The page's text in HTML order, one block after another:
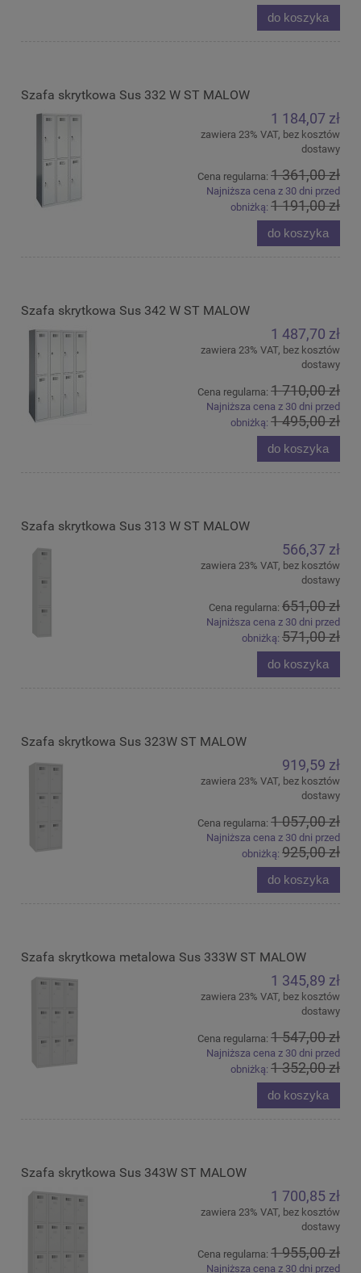
do koszyka
Szafa skrytkowa Sus 332 W ST MALOW
1 184,07 zł
zawiera 23% VAT, bez kosztów
dostawy
Cena regularna: 1 361,00 zł
Najniższa cena z 30 dni przed
obniżką: 1 191,00 zł
do koszyka
Szafa skrytkowa Sus 342 W ST MALOW
1 487,70 zł
zawiera 23% VAT, bez kosztów
dostawy
Cena regularna: 1 710,00 zł
Najniższa cena z 30 dni przed
obniżką: 1 495,00 zł
do koszyka
Szafa skrytkowa Sus 313 W ST MALOW
566,37 zł
zawiera 23% VAT, bez kosztów
dostawy
Cena regularna: 651,00 zł
Najniższa cena z 30 dni przed
obniżką: 571,00 zł
do koszyka
Szafa skrytkowa Sus 323W ST MALOW
919,59 zł
zawiera 23% VAT, bez kosztów
dostawy
Cena regularna: 1 057,00 zł
Najniższa cena z 30 dni przed
obniżką: 925,00 zł
do koszyka
Szafa skrytkowa metalowa Sus 333W ST MALOW
1 345,89 zł
zawiera 23% VAT, bez kosztów
dostawy
Cena regularna: 1 547,00 zł
Najniższa cena z 30 dni przed
obniżką: 1 352,00 zł
do koszyka
Szafa skrytkowa Sus 343W ST MALOW
1 700,85 zł
zawiera 23% VAT, bez kosztów
dostawy
Cena regularna: 1 955,00 zł
Najniższa cena z 30 dni przed